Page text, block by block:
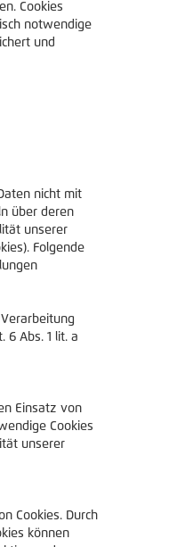
Cookies
notwendige
und
nicht mit
über deren
unserer
Folgende
6 Abs. 1 lit. a
Einsatz von
Cookies
unserer
Cookies. Durch
können